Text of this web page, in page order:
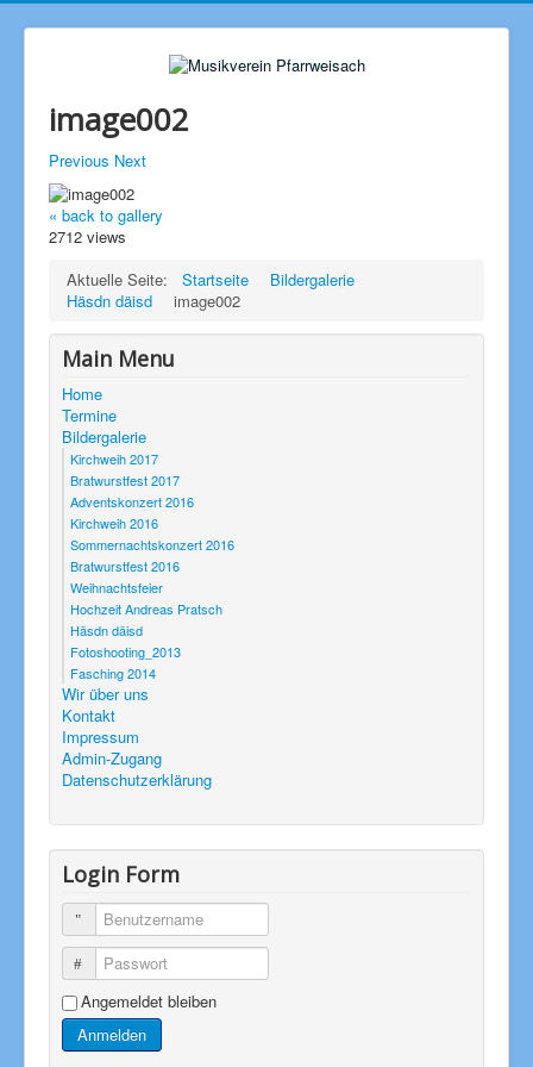
image002
Previous Next
« back to gallery
2712 views
Aktuelle Seite:
Startseite
Bildergalerie
Häsdn däisd
image002
Main Menu
Home
Termine
Bildergalerie
Kirchweih 2017
Bratwurstfest 2017
Adventskonzert 2016
Kirchweih 2016
Sommernachtskonzert 2016
Bratwurstfest 2016
Weihnachtsfeier
Hochzeit Andreas Pratsch
Häsdn däisd
Fotoshooting_2013
Fasching 2014
Wir über uns
Kontakt
Impressum
Admin-Zugang
Datenschutzerklärung
Login Form
Benutzername
Passwort
Angemeldet bleiben
Anmelden